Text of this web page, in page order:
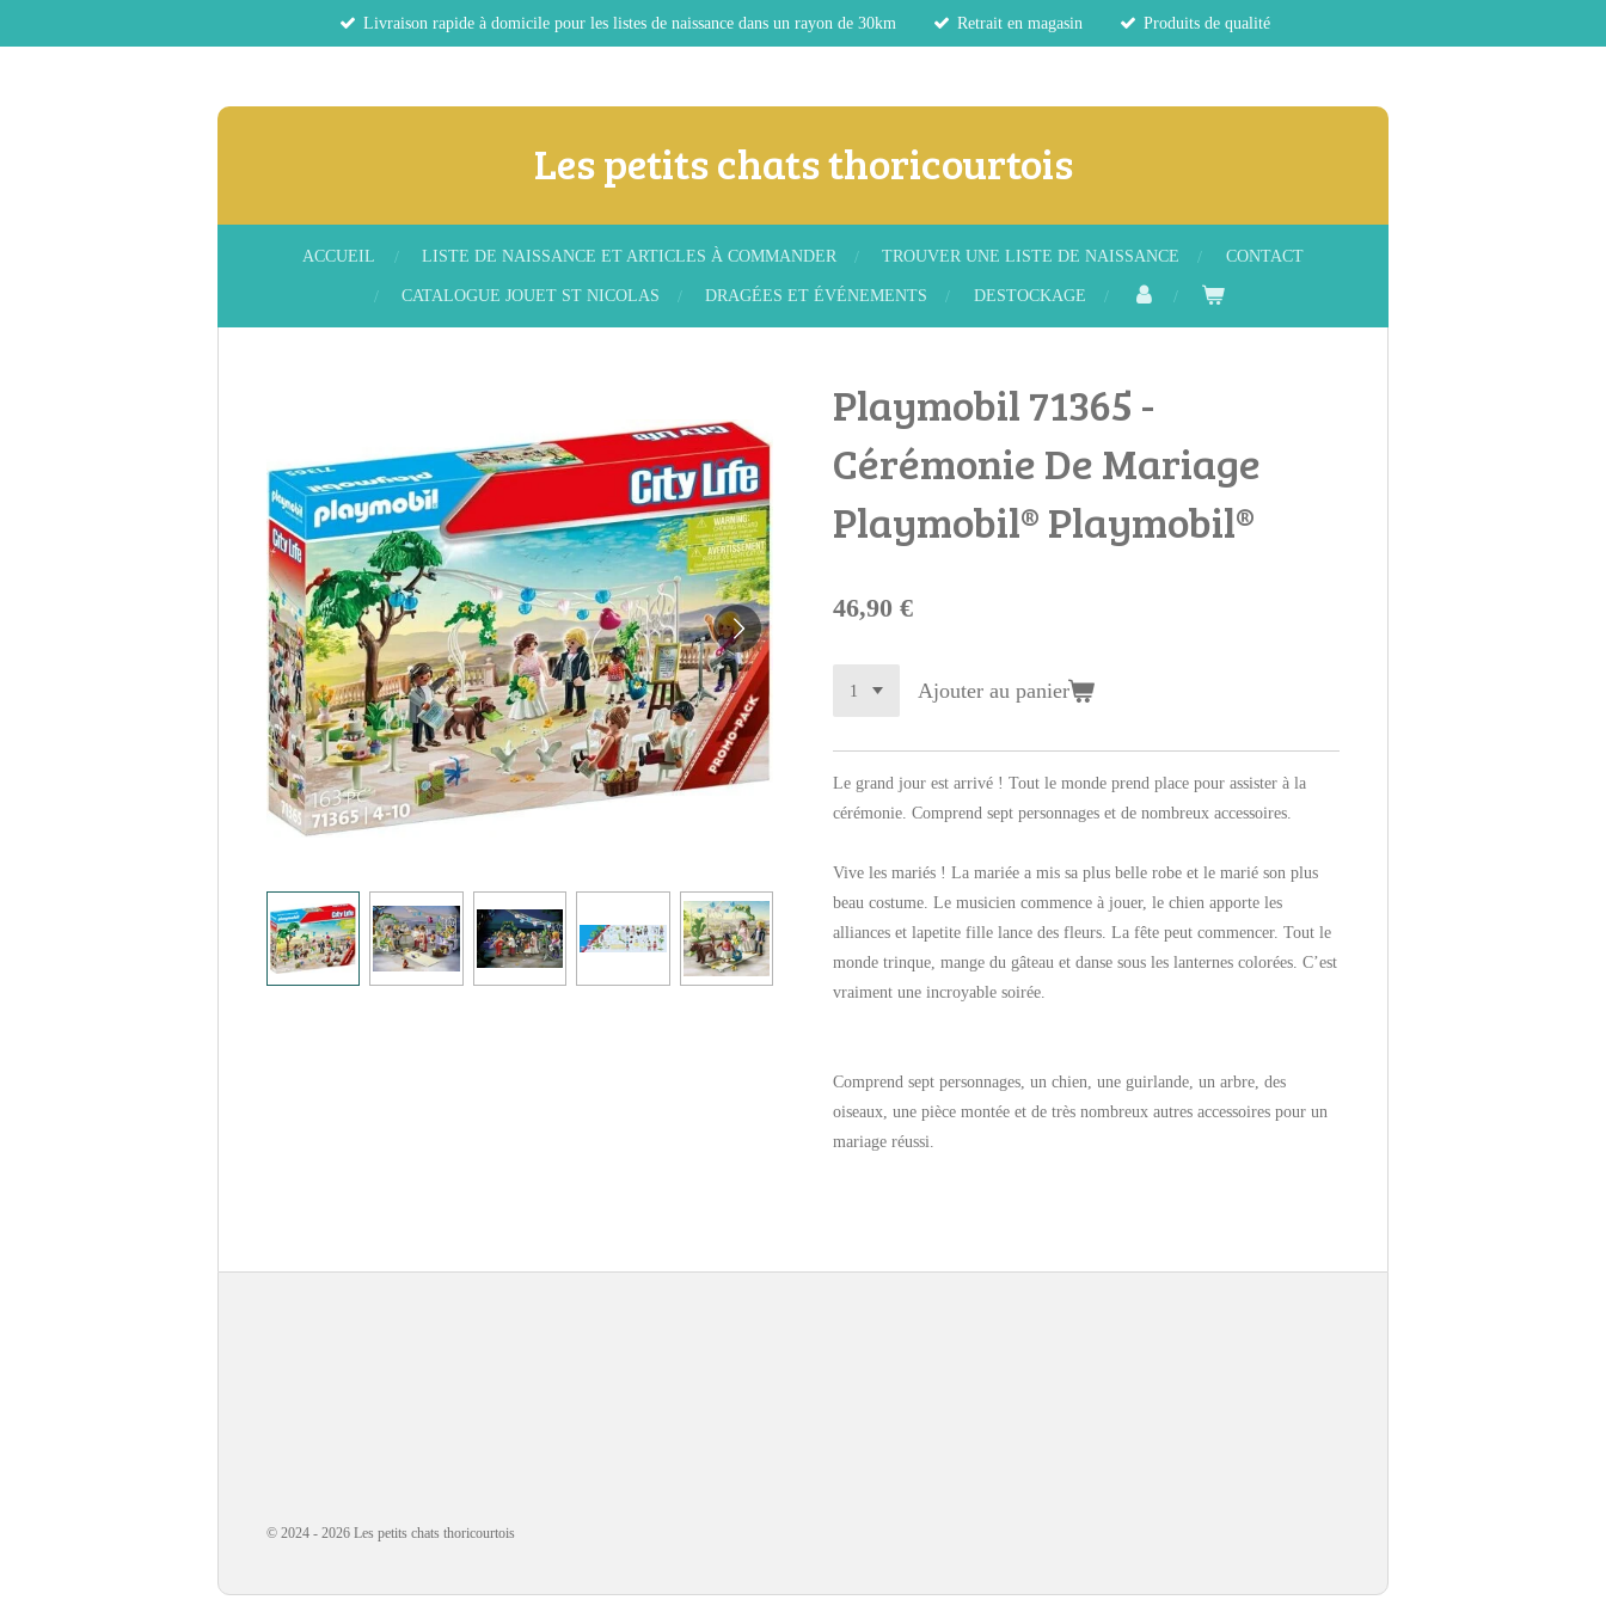
Livraison rapide à domicile pour les listes de naissance dans un rayon de 30km Retrait en magasin Produits de qualité
Les petits chats thoricourtois
ACCUEIL LISTE DE NAISSANCE ET ARTICLES À COMMANDER TROUVER UNE LISTE DE NAISSANCE CONTACT
CATALOGUE JOUET ST NICOLAS DRAGÉES ET ÉVÉNEMENTS DESTOCKAGE
Playmobil 71365 -
Cérémonie De Mariage
Playmobil® Playmobil®
46,90 €
Ajouter au panier
Le grand jour est arrivé ! Tout le monde prend place pour assister à la
cérémonie. Comprend sept personnages et de nombreux accessoires.
Vive les mariés ! La mariée a mis sa plus belle robe et le marié son plus
beau costume. Le musicien commence à jouer, le chien apporte les
alliances et lapetite fille lance des fleurs. La fête peut commencer. Tout le
monde trinque, mange du gâteau et danse sous les lanternes colorées. C’est
vraiment une incroyable soirée.
Comprend sept personnages, un chien, une guirlande, un arbre, des
oiseaux, une pièce montée et de très nombreux autres accessoires pour un
mariage réussi.
© 2024 - 2026 Les petits chats thoricourtois